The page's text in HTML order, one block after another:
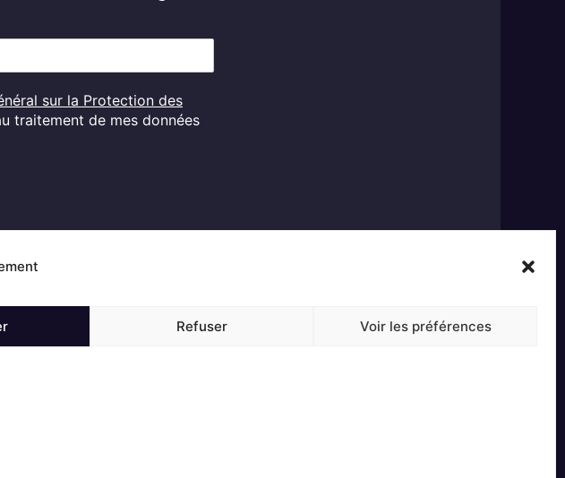
Refuser Voir les préférences
sur la Protection des
traitement de mes données
créatif